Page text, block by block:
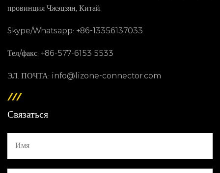
контактный разъем является надежным и
особенно в системах транспортных средств.
Уделяя особое внимание качеству,
индивидуализации, совместимости и
экологической устойчивости, мы стремимся
отвечают изменяющимся потребностям наших
провинция Чжэцзян, Китай.
Skype/Whatsapp: +86-13356137033
Тел/факс: +86-577-6153 5533
ЭЛ. ПОЧТА: info@lizone-connector.com
Связаться